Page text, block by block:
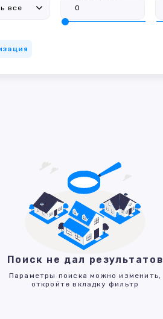
Поиск не дал результатов
Параметры поиска можно изменить,
откройте вкладку фильтр